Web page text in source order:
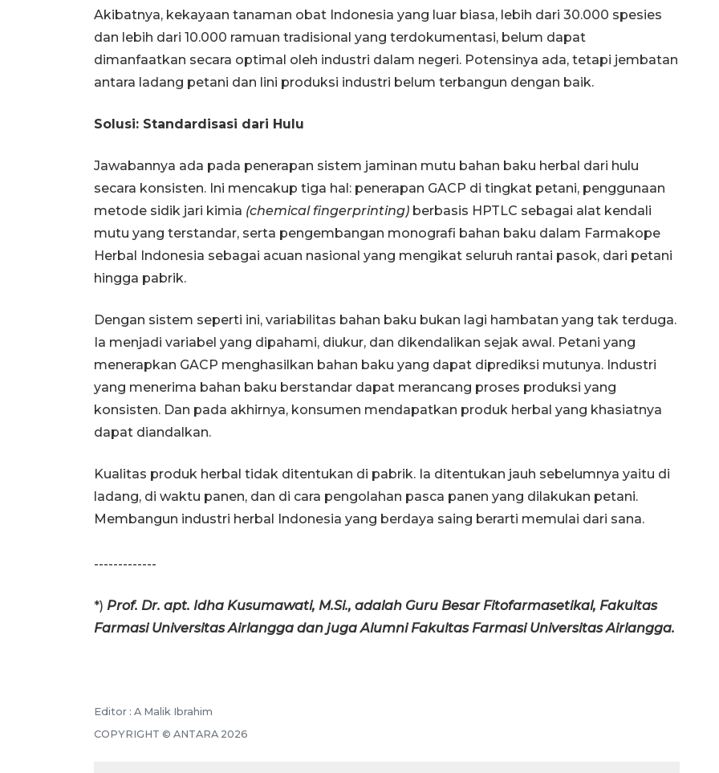
Akibatnya, kekayaan tanaman obat Indonesia yang luar biasa, lebih dari 30.000 spesies
dan lebih dari 10.000 ramuan tradisional yang terdokumentasi, belum dapat
dimanfaatkan secara optimal oleh industri dalam negeri. Potensinya ada, tetapi jembatan
antara ladang petani dan lini produksi industri belum terbangun dengan baik.
Solusi: Standardisasi dari Hulu
Jawabannya ada pada penerapan sistem jaminan mutu bahan baku herbal dari hulu
secara konsisten. Ini mencakup tiga hal: penerapan GACP di tingkat petani, penggunaan
metode sidik jari kimia (chemical fingerprinting) berbasis HPTLC sebagai alat kendali
mutu yang terstandar, serta pengembangan monografi bahan baku dalam Farmakope
Herbal Indonesia sebagai acuan nasional yang mengikat seluruh rantai pasok, dari petani
hingga pabrik.
Dengan sistem seperti ini, variabilitas bahan baku bukan lagi hambatan yang tak terduga.
Ia menjadi variabel yang dipahami, diukur, dan dikendalikan sejak awal. Petani yang
menerapkan GACP menghasilkan bahan baku yang dapat diprediksi mutunya. Industri
yang menerima bahan baku berstandar dapat merancang proses produksi yang
konsisten. Dan pada akhirnya, konsumen mendapatkan produk herbal yang khasiatnya
dapat diandalkan.
Kualitas produk herbal tidak ditentukan di pabrik. Ia ditentukan jauh sebelumnya yaitu di
ladang, di waktu panen, dan di cara pengolahan pasca panen yang dilakukan petani.
Membangun industri herbal Indonesia yang berdaya saing berarti memulai dari sana.
-------------
*) Prof. Dr. apt. Idha Kusumawati, M.Si., adalah Guru Besar Fitofarmasetikal, Fakultas
Farmasi Universitas Airlangga dan juga Alumni Fakultas Farmasi Universitas Airlangga.
Editor : A Malik Ibrahim
COPYRIGHT © ANTARA 2026
Memberantas kejahatan
jalanan Jakarta